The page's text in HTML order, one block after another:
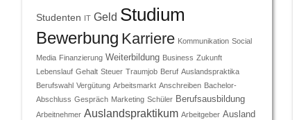
Studenten IT Geld Studium
Bewerbung Karriere Kommunikation Social
Media Finanzierung Weiterbildung Business Zukunft
Lebenslauf Gehalt Steuer Traumjob Beruf Auslandspraktika
Berufswahl Vergütung Arbeitsmarkt Anschreiben Bachelor-
Abschluss Gespräch Marketing Schüler Berufsausbildung
Arbeitnehmer Auslandspraktikum Arbeitgeber Ausland